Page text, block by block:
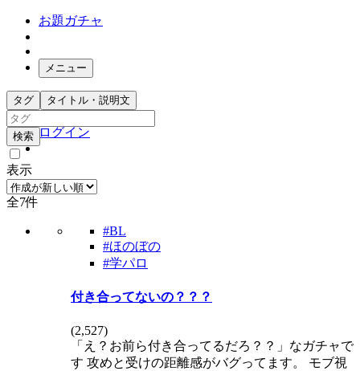
お題ガチャ
メニュー
お題箱
ガチャ検索
ログイン
タグ タイトル・説明文
検索
表示
全7件
#BL
#ほのぼの
#学パロ
付き合ってないの？？？
(2,527)
「え？お前ら付き合ってるだろ？？」なガチャで
す 攻めと受けの距離感がバグってます。 モブ視